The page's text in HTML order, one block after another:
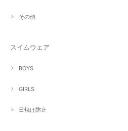
その他
スイムウェア
BOYS
GIRLS
日焼け防止